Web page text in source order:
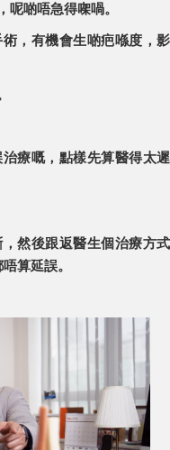
啲唔急得㗎喎。
，有機會生啲疤喺度，影
療嘅，點樣先算醫得太遲
然後跟返醫生個治療方式
算延誤。